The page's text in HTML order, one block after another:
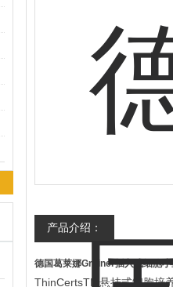
产品介绍：
德国葛莱娜Greiner插入式细胞小
ThinCertsTM悬挂式细胞培